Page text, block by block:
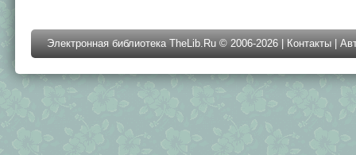
Электронная библиотека TheLib.Ru © 2006-2026 | Контакты |